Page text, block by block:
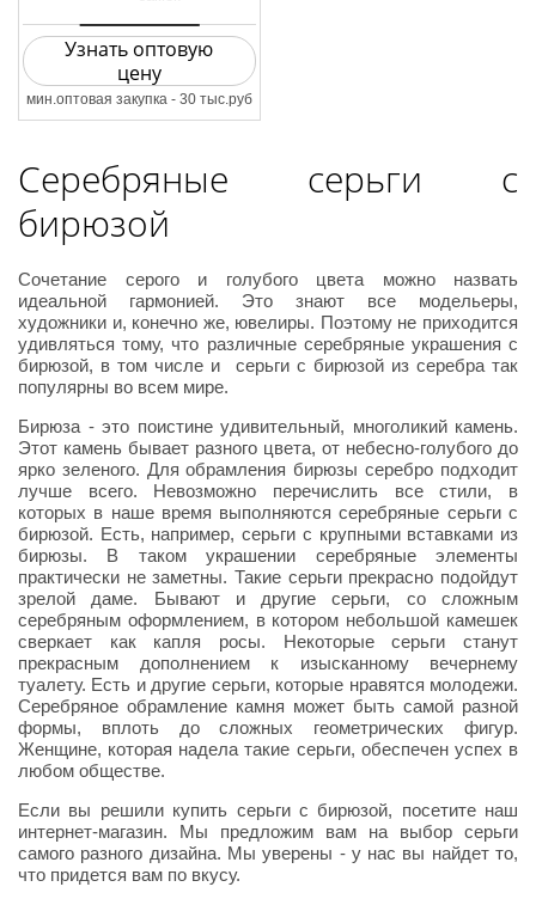
Узнать оптовую
цену
мин.оптовая закупка - 30 тыс.руб
Серебряные серьги с
бирюзой
Сочетание серого и голубого цвета можно назвать
идеальной гармонией. Это знают все модельеры,
художники и, конечно же, ювелиры. Поэтому не приходится
удивляться тому, что различные серебряные украшения с
бирюзой, в том числе и серьги с бирюзой из серебра так
популярны во всем мире.
Бирюза - это поистине удивительный, многоликий камень.
Этот камень бывает разного цвета, от небесно-голубого до
ярко зеленого. Для обрамления бирюзы серебро подходит
лучше всего. Невозможно перечислить все стили, в
которых в наше время выполняются серебряные серьги с
бирюзой. Есть, например, серьги с крупными вставками из
бирюзы. В таком украшении серебряные элементы
практически не заметны. Такие серьги прекрасно подойдут
зрелой даме. Бывают и другие серьги, со сложным
серебряным оформлением, в котором небольшой камешек
сверкает как капля росы. Некоторые серьги станут
прекрасным дополнением к изысканному вечернему
туалету. Есть и другие серьги, которые нравятся молодежи.
Серебряное обрамление камня может быть самой разной
формы, вплоть до сложных геометрических фигур.
Женщине, которая надела такие серьги, обеспечен успех в
любом обществе.
Если вы решили купить серьги с бирюзой, посетите наш
интернет-магазин. Мы предложим вам на выбор серьги
самого разного дизайна. Мы уверены - у нас вы найдет то,
что придется вам по вкусу.